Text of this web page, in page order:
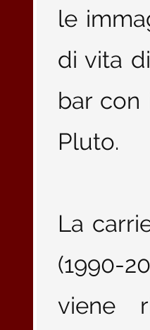
le
di vita
bar con
Pluto.
La
(1990-
viene